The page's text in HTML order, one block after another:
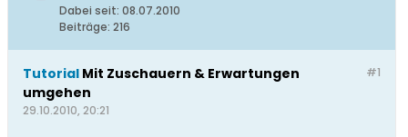
Dabei seit: 08.07.2010
Beiträge: 216
#1
Tutorial Mit Zuschauern & Erwartungen
umgehen
29.10.2010, 20:21